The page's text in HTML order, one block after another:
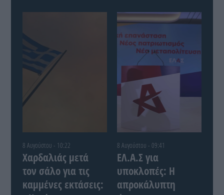
8 Αυγούστου - 10:22
Χαρδαλιάς μετά
τον σάλο για τις
καμμένες εκτάσεις:
8 Αυγούστου - 09:41
ΕΛ.Α.Σ για
υποκλοπές: Η
απροκάλυπτη